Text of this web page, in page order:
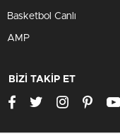
Basketbol Canlı
AMP
BİZİ TAKİP ET